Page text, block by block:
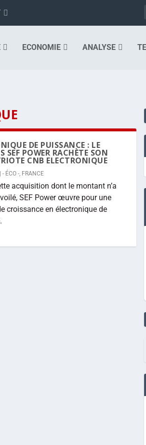
ECONOMIE ANALYSE
DE PUISSANCE : LE
SEF POWER RACHÈTE SON
CNB ELECTRONIQUE
|- ÉCO -, FRANCE
acquisition dont le montant n’a
SEF Power œuvre pour une
croissance en électronique de